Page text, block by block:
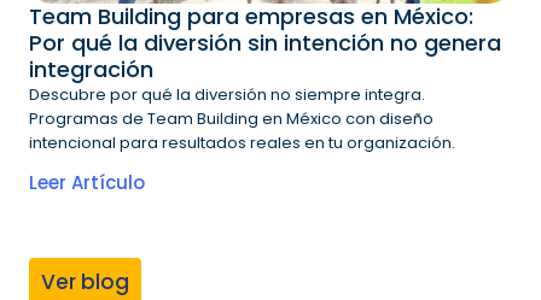
Team Building para empresas en México:
Por qué la diversión sin intención no genera
integración
Descubre por qué la diversión no siempre integra.
Programas de Team Building en México con diseño
intencional para resultados reales en tu organización.
Leer Artículo
Ver blog